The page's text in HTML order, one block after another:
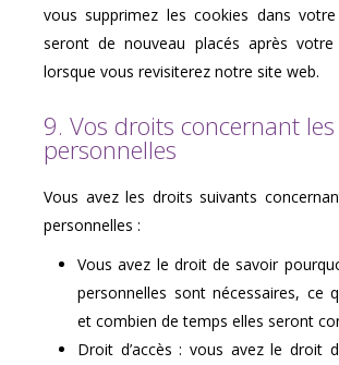
vous supprimez les cookies dans
seront de nouveau placés après votre
lorsque vous revisiterez notre site web.
9. Vos droits concernant
personnelles
Vous avez les droits suivants
personnelles :
Vous avez le droit de savoir
personnelles sont nécessaires, ce
et combien de temps elles seront
Droit d’accès : vous avez le droit